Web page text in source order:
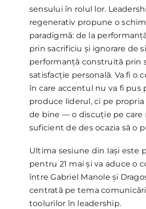
sensului în rolul lor.
regenerativ propune o
paradigmă: de la
prin sacrificiu și ignorare de
performanță construită prin
satisfacție personală. Va fi o
în care accentul nu va fi pus
produce liderul, ci pe propria
de bine — o discuție pe care
suficient de des ocazia să o
Ultima sesiune din Iași este
pentru 21 mai și va aduce o
între Gabriel Manole și
centrată pe tema
toolurilor în leadership.